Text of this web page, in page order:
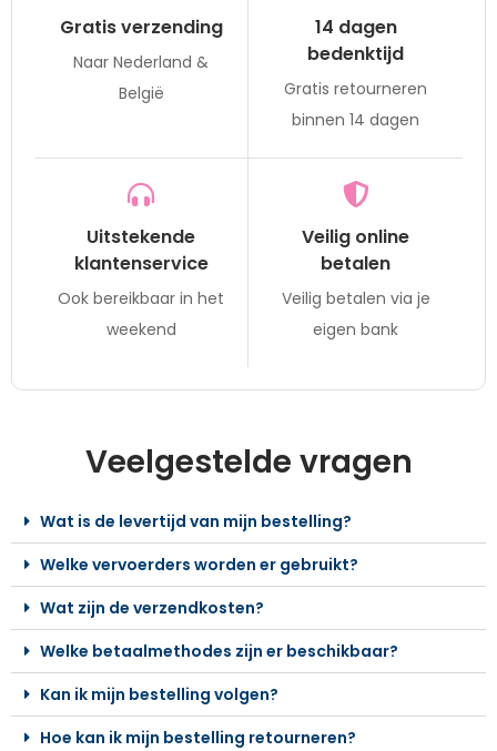
Gratis verzending
Naar Nederland &
België
14 dagen
bedenktijd
Gratis retourneren
binnen 14 dagen
Uitstekende
klantenservice
Ook bereikbaar in het
weekend
Veilig online
betalen
Veilig betalen via je
eigen bank
Veelgestelde vragen
Wat is de levertijd van mijn bestelling?
Welke vervoerders worden er gebruikt?
Wat zijn de verzendkosten?
Welke betaalmethodes zijn er beschikbaar?
Kan ik mijn bestelling volgen?
Hoe kan ik mijn bestelling retourneren?